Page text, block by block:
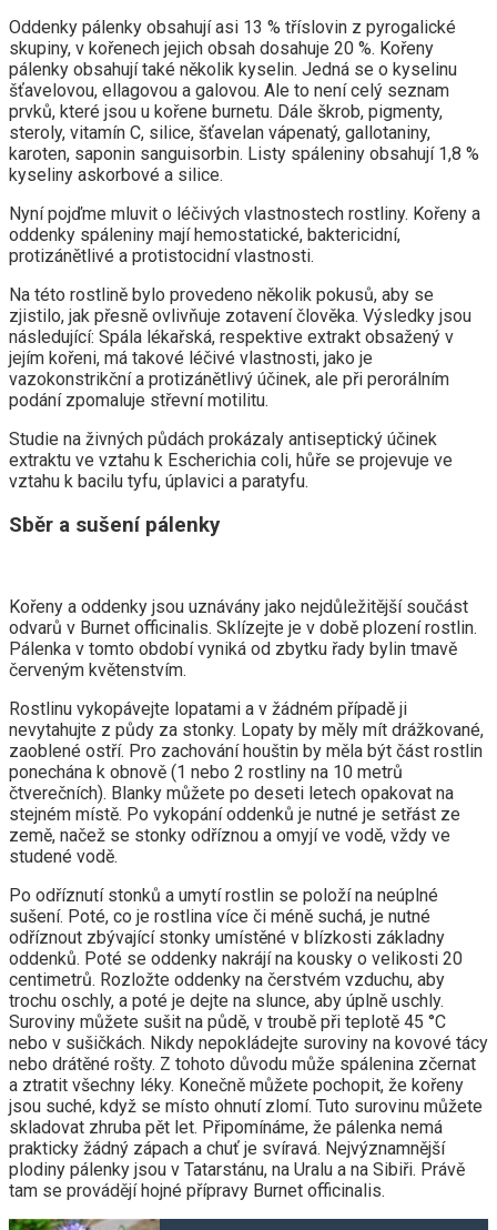
Oddenky pálenky obsahují asi 13 % tříslovin z pyrogalické
skupiny, v kořenech jejich obsah dosahuje 20 %. Kořeny
pálenky obsahují také několik kyselin. Jedná se o kyselinu
šťavelovou, ellagovou a galovou. Ale to není celý seznam
prvků, které jsou u kořene burnetu. Dále škrob, pigmenty,
steroly, vitamín C, silice, šťavelan vápenatý, gallotaniny,
karoten, saponin sanguisorbin. Listy spáleniny obsahují 1,8 %
kyseliny askorbové a silice.
Nyní pojďme mluvit o léčivých vlastnostech rostliny. Kořeny a
oddenky spáleniny mají hemostatické, baktericidní,
protizánětlivé a protistocidní vlastnosti.
Na této rostlině bylo provedeno několik pokusů, aby se
zjistilo, jak přesně ovlivňuje zotavení člověka. Výsledky jsou
následující: Spála lékařská, respektive extrakt obsažený v
jejím kořeni, má takové léčivé vlastnosti, jako je
vazokonstrikční a protizánětlivý účinek, ale při perorálním
podání zpomaluje střevní motilitu.
Studie na živných půdách prokázaly antiseptický účinek
extraktu ve vztahu k Escherichia coli, hůře se projevuje ve
vztahu k bacilu tyfu, úplavici a paratyfu.
Sběr a sušení pálenky
Kořeny a oddenky jsou uznávány jako nejdůležitější součást
odvarů v Burnet officinalis. Sklízejte je v době plození rostlin.
Pálenka v tomto období vyniká od zbytku řady bylin tmavě
červeným květenstvím.
Rostlinu vykopávejte lopatami a v žádném případě ji
nevytahujte z půdy za stonky. Lopaty by měly mít drážkované,
zaoblené ostří. Pro zachování houštin by měla být část rostlin
ponechána k obnově (1 nebo 2 rostliny na 10 metrů
čtverečních). Blanky můžete po deseti letech opakovat na
stejném místě. Po vykopání oddenků je nutné je setřást ze
země, načež se stonky odříznou a omyjí ve vodě, vždy ve
studené vodě.
Po odříznutí stonků a umytí rostlin se položí na neúplné
sušení. Poté, co je rostlina více či méně suchá, je nutné
odříznout zbývající stonky umístěné v blízkosti základny
oddenků. Poté se oddenky nakrájí na kousky o velikosti 20
centimetrů. Rozložte oddenky na čerstvém vzduchu, aby
trochu oschly, a poté je dejte na slunce, aby úplně uschly.
Suroviny můžete sušit na půdě, v troubě při teplotě 45 °C
nebo v sušičkách. Nikdy nepokládejte suroviny na kovové tácy
nebo drátěné rošty. Z tohoto důvodu může spálenina zčernat
a ztratit všechny léky. Konečně můžete pochopit, že kořeny
jsou suché, když se místo ohnutí zlomí. Tuto surovinu můžete
skladovat zhruba pět let. Připomínáme, že pálenka nemá
prakticky žádný zápach a chuť je svíravá. Nejvýznamnější
plodiny pálenky jsou v Tatarstánu, na Uralu a na Sibiři. Právě
tam se provádějí hojné přípravy Burnet officinalis.